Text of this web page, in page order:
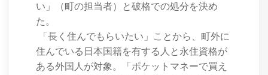
い」（町の担当者）と破格での処分を決め
た。
「長く住んでもらいたい」ことから、町外に
住んでいる日本国籍を有する人と永住資格が
ある外国人が対象。「ポケットマネーで買え